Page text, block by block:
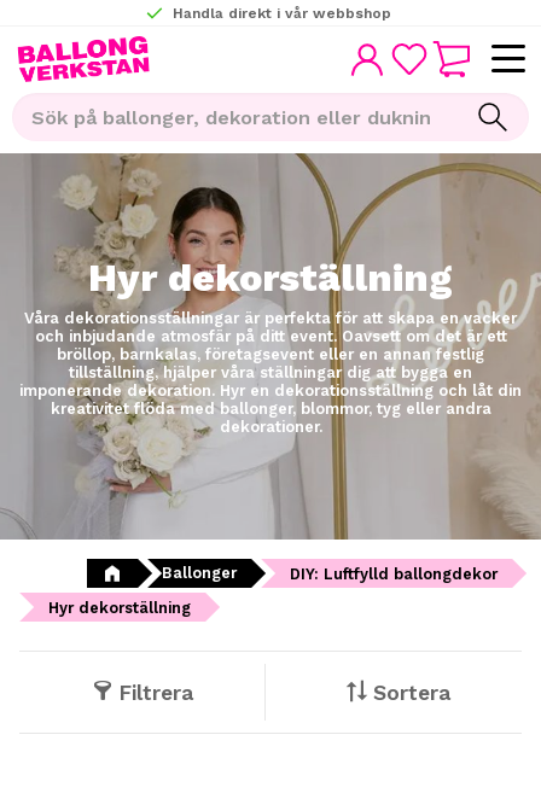
Meny
Handla direkt i vår webbshop
FAVORITER
KUNDVAGN
Ballonger
DIY: Luftfylld ballongdekor
Hyr dekorställning
Hyr dekorställning
Våra dekorationsställningar är perfekta för att skapa en vacker
och inbjudande atmosfär på ditt event. Oavsett om det är ett
bröllop, barnkalas, företagsevent eller en annan festlig
tillställning, hjälper våra ställningar dig att bygga en
imponerande dekoration. Hyr en dekorationsställning och låt din
kreativitet flöda med ballonger, blommor, tyg eller andra
dekorationer.
Filtrera Sortera